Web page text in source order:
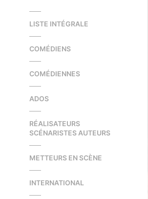
LISTE INTÉGRALE
COMÉDIENS
COMÉDIENNES
ADOS
RÉALISATEURS
SCÉNARISTES AUTEURS
METTEURS EN SCÈNE
INTERNATIONAL